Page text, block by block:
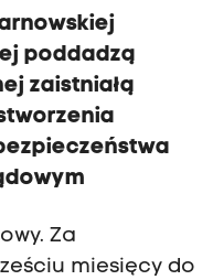
poddadzą
zaistniałą
Za
miesięcy do